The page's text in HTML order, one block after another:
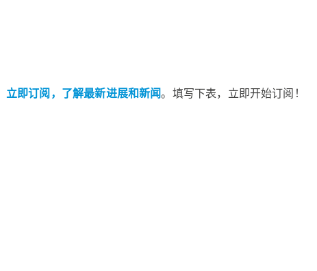
立即订阅，了解最新进展和新闻。填写下表，立即开始订阅！